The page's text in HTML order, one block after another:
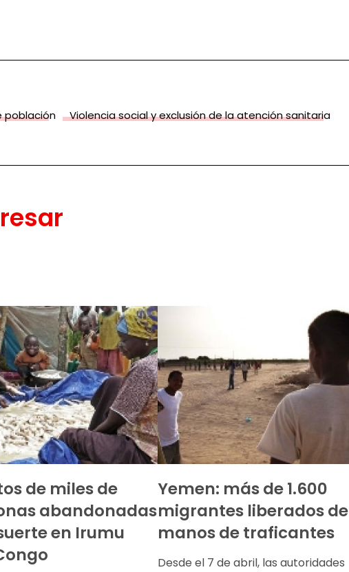
población Violencia social y exclusión de la atención sanitaria
de miles de
abandonadas
en Irumu
Yemen: más de 1.600
migrantes liberados de
manos de traficantes
Desde el 7 de abril, las autoridades